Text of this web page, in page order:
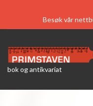
Besøk vår
bok og antikvariat